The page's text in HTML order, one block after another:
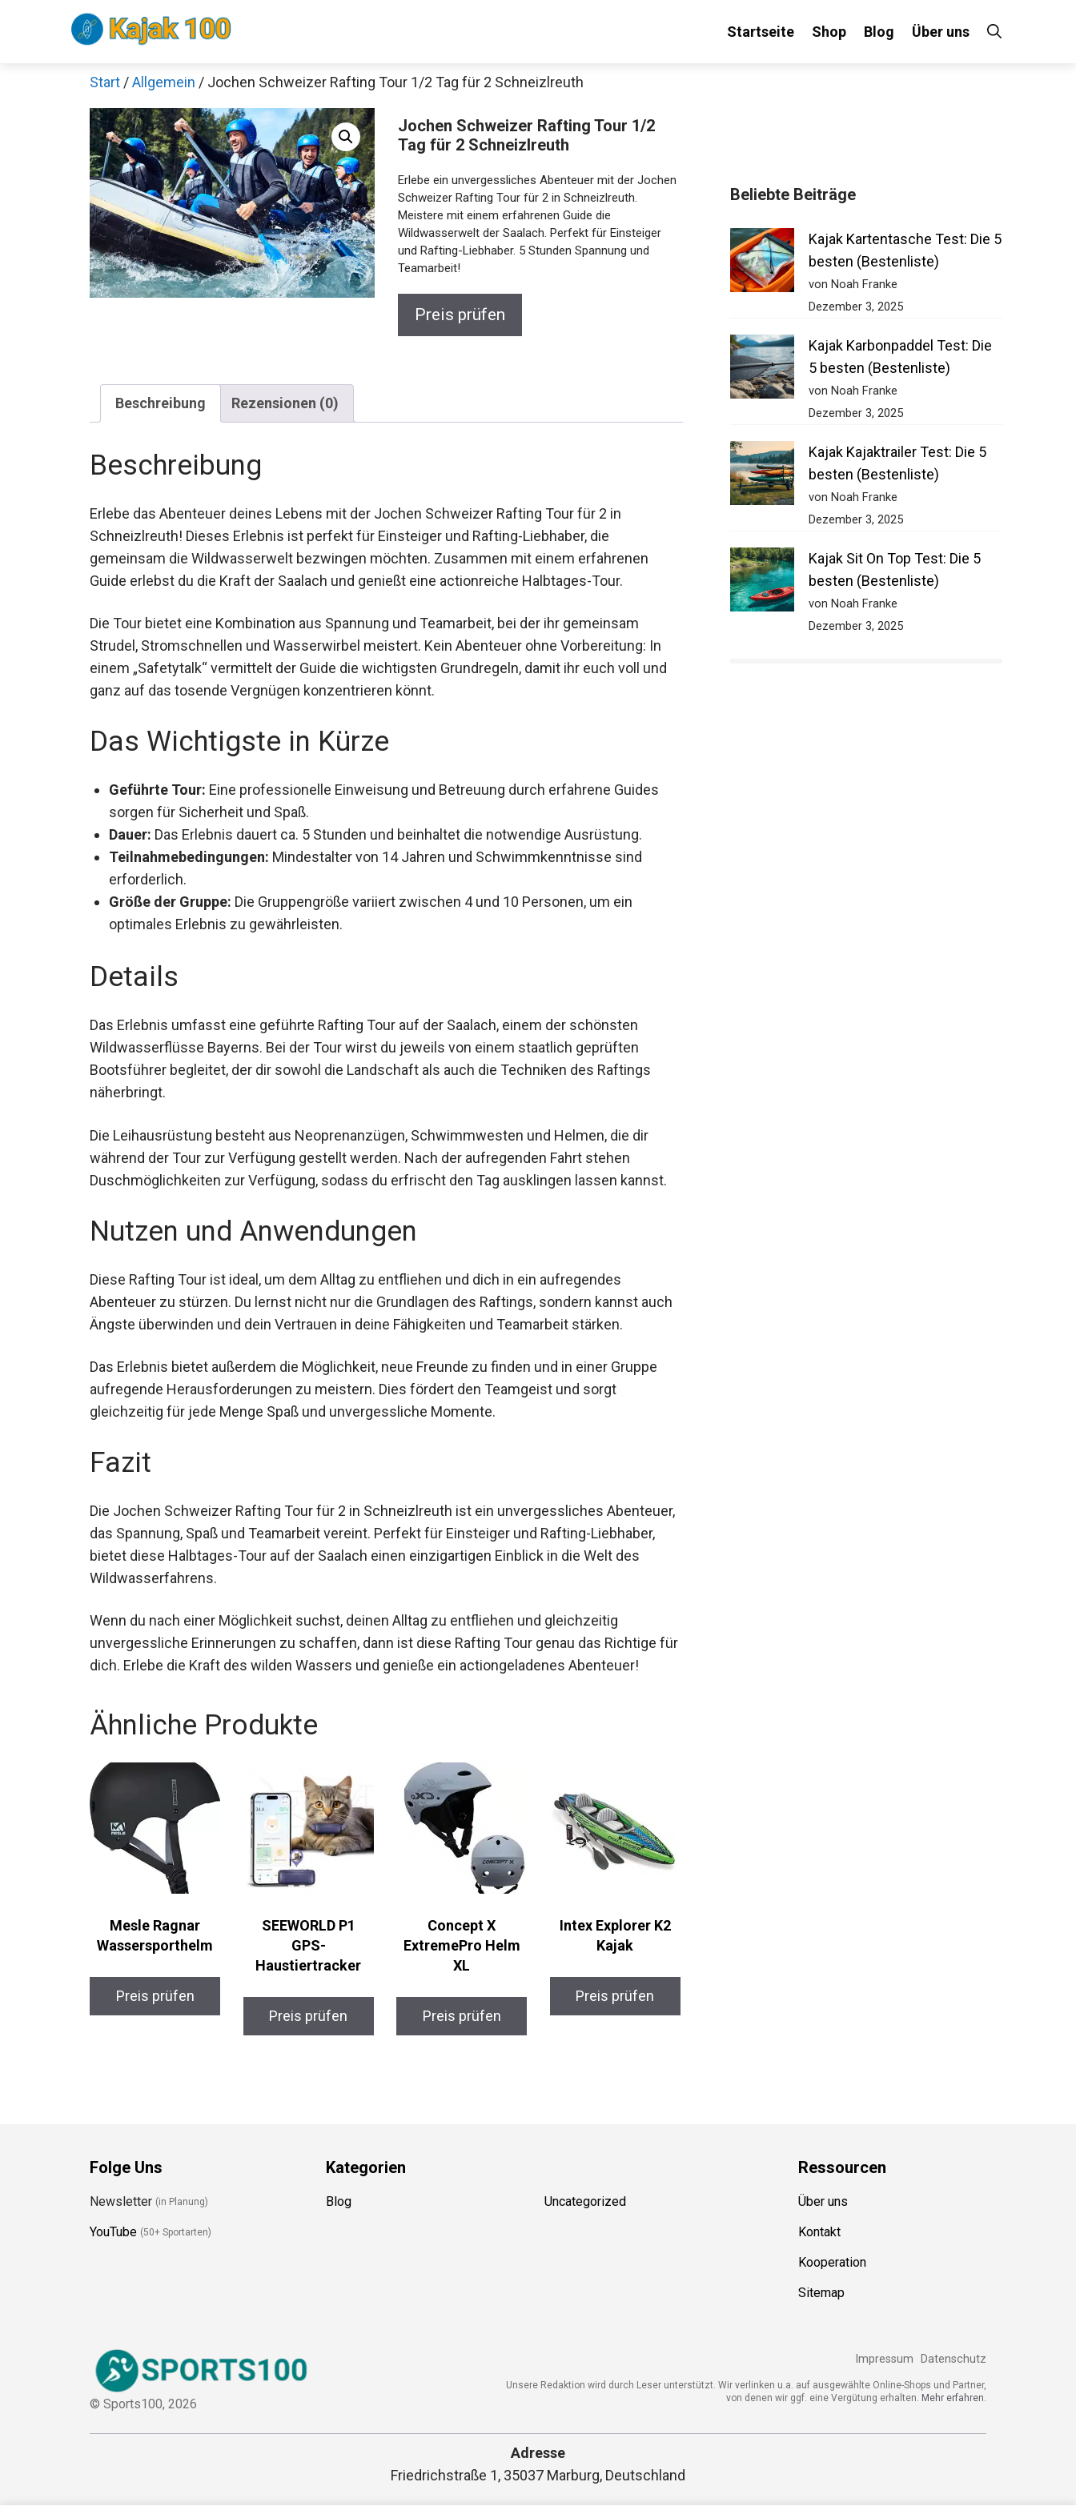
Startseite Shop Blog Über uns
Start /Allgemein / Jochen Schweizer Rafting Tour 1/2 Tag für 2 Schneizlreuth
Jochen Schweizer Rafting Tour 1/2
Tag für 2 Schneizlreuth
Erlebe ein unvergessliches Abenteuer mit der Jochen
Schweizer Rafting Tour für 2 in Schneizlreuth.
Meistere mit einem erfahrenen Guide die
Wildwasserwelt der Saalach. Perfekt für Einsteiger
und Rafting-Liebhaber. 5 Stunden Spannung und
Teamarbeit!
Preis prüfen
Beschreibung Rezensionen (0)
Beschreibung
Erlebe das Abenteuer deines Lebens mit der Jochen Schweizer Rafting Tour für 2 in
Schneizlreuth! Dieses Erlebnis ist perfekt für Einsteiger und Rafting-Liebhaber, die
gemeinsam die Wildwasserwelt bezwingen möchten. Zusammen mit einem erfahrenen
Guide erlebst du die Kraft der Saalach und genießt eine actionreiche Halbtages-Tour.
Die Tour bietet eine Kombination aus Spannung und Teamarbeit, bei der ihr gemeinsam
Strudel, Stromschnellen und Wasserwirbel meistert. Kein Abenteuer ohne Vorbereitung: In
einem „Safetytalk“ vermittelt der Guide die wichtigsten Grundregeln, damit ihr euch voll und
ganz auf das tosende Vergnügen konzentrieren könnt.
Das Wichtigste in Kürze
Geführte Tour: Eine professionelle Einweisung und Betreuung durch erfahrene Guides
sorgen für Sicherheit und Spaß.
Dauer: Das Erlebnis dauert ca. 5 Stunden und beinhaltet die notwendige Ausrüstung.
Teilnahmebedingungen: Mindestalter von 14 Jahren und Schwimmkenntnisse sind
erforderlich.
Größe der Gruppe: Die Gruppengröße variiert zwischen 4 und 10 Personen, um ein
optimales Erlebnis zu gewährleisten.
Details
Das Erlebnis umfasst eine geführte Rafting Tour auf der Saalach, einem der schönsten
Wildwasserflüsse Bayerns. Bei der Tour wirst du jeweils von einem staatlich geprüften
Bootsführer begleitet, der dir sowohl die Landschaft als auch die Techniken des Raftings
näherbringt.
Die Leihausrüstung besteht aus Neoprenanzügen, Schwimmwesten und Helmen, die dir
während der Tour zur Verfügung gestellt werden. Nach der aufregenden Fahrt stehen
Duschmöglichkeiten zur Verfügung, sodass du erfrischt den Tag ausklingen lassen kannst.
Nutzen und Anwendungen
Diese Rafting Tour ist ideal, um dem Alltag zu entfliehen und dich in ein aufregendes
Abenteuer zu stürzen. Du lernst nicht nur die Grundlagen des Raftings, sondern kannst auch
Ängste überwinden und dein Vertrauen in deine Fähigkeiten und Teamarbeit stärken.
Das Erlebnis bietet außerdem die Möglichkeit, neue Freunde zu finden und in einer Gruppe
aufregende Herausforderungen zu meistern. Dies fördert den Teamgeist und sorgt
gleichzeitig für jede Menge Spaß und unvergessliche Momente.
Fazit
Die Jochen Schweizer Rafting Tour für 2 in Schneizlreuth ist ein unvergessliches
Abenteuer, das Spannung, Spaß und Teamarbeit vereint. Perfekt für Einsteiger und Rafting-
Liebhaber, bietet diese Halbtages-Tour auf der Saalach einen einzigartigen Einblick in die
Welt des Wildwasserfahrens.
Wenn du nach einer Möglichkeit suchst, deinen Alltag zu entfliehen und gleichzeitig
unvergessliche Erinnerungen zu schaffen, dann ist diese Rafting Tour genau das Richtige
für dich. Erlebe die Kraft des wilden Wassers und genieße ein actiongeladenes Abenteuer!
Ähnliche Produkte
Mesle Ragnar
Wassersporthelm
Preis prüfen
SEEWORLD P1
GPS-
Haustiertracker
Preis prüfen
Concept X
ExtremePro Helm
XL
Preis prüfen
Intex Explorer K2
Kajak
Preis prüfen
Beliebte Beiträge
Kajak Kartentasche Test: Die
5 besten (Bestenliste)
von Noah Franke
Dezember 3, 2025
Kajak Karbonpaddel Test: Die
5 besten (Bestenliste)
von Noah Franke
Dezember 3, 2025
Kajak Kajaktrailer Test: Die 5
besten (Bestenliste)
von Noah Franke
Dezember 3, 2025
Kajak Sit On Top Test: Die 5
besten (Bestenliste)
von Noah Franke
Dezember 3, 2025
Folge Uns
Newsletter(in Planung)
YouTube (50+ Sportarten)
Kategorien
Blog Uncategorized
Ressourcen
Über uns
Kontakt
Kooperation
Sitemap
© Sports100, 2026
Impressum Datenschutz
Unsere Redaktion wird durch Leser unterstützt. Wir verlinken u.a. auf ausgewählte Online-Shops und Partner,
von denen wir ggf. eine Vergütung erhalten.Mehr erfahren.
Adresse
Friedrichstraße 1, 35037 Marburg, Deutschland
Jetzt anschauen